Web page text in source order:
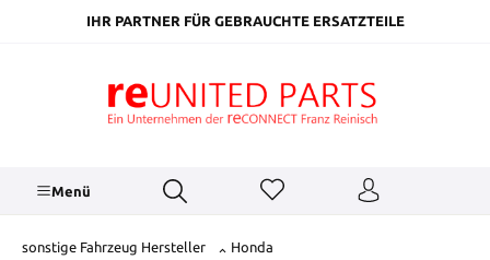
springenIHR PARTNER FÜR GEBRAUCHTE ERSATZTEILE
Menü
sonstige Fahrzeug Hersteller Honda